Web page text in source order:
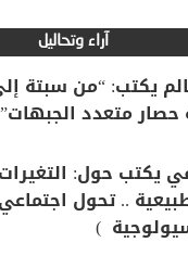
آراء وتحاليل
يكتب: “من سبتة
متعدد الجبهات”
يكتب حول: التغيرات
.. تحول
)